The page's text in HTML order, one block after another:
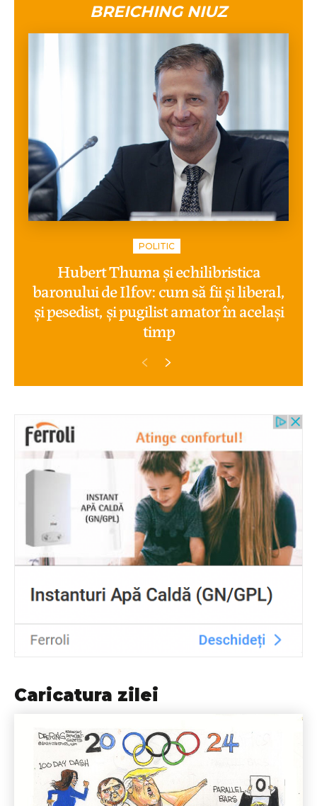
BREICHING NIUZ
POLITIC
Hubert Thuma și echilibristica
baronului de Ilfov: cum să fii și liberal,
și pesedist, și pugilist amator în același
timp
Caricatura zilei